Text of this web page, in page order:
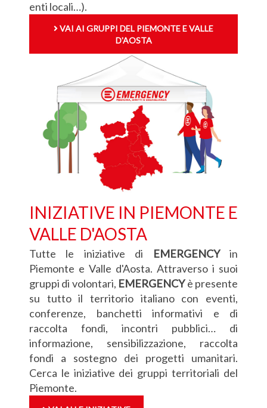
enti locali…).
VAI AI GRUPPI DEL PIEMONTE E VALLE
D'AOSTA
INIZIATIVE IN PIEMONTE E
VALLE D'AOSTA
Tutte le iniziative di EMERGENCYin
Piemonte e Valle d'Aosta. Attraverso i suoi
gruppi di volontari, EMERGENCYè presente
su tutto il territorio italiano con eventi,
conferenze, banchetti informativi e di
raccolta fondi, incontri pubblici… di
informazione, sensibilizzazione, raccolta
fondi a sostegno dei progetti umanitari.
Cerca le iniziative dei gruppi territoriali del
Piemonte.